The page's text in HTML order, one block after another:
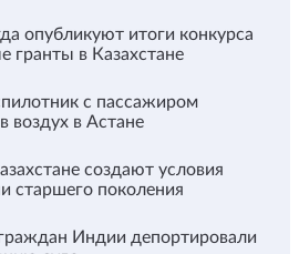
опубликуют итоги конкурса
гранты в Казахстане
с пассажиром
воздух в Астане
создают условия
старшего поколения
Индии депортировали